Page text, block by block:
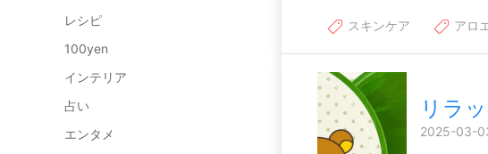
レシピ
100yen
インテリア
占い
エンタメ
スキンケア アロ
リラ
2025-03-